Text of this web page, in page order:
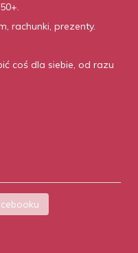
rachunki, prezenty.
coś dla siebie, od razu